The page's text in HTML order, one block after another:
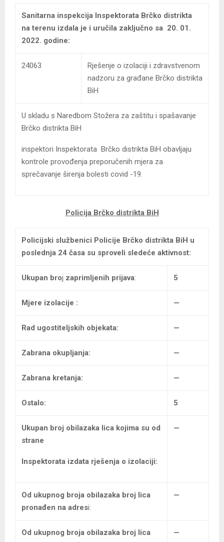
Sanitarna inspekcija Inspektorata Brčko distrikta
na terenu izdala je i uručila zaključno sa 20. 01.
2022. godine:
24063
Rješenje o izolaciji i zdravstvenom
nadzoru za građane Brčko distrikta
BiH
U skladu s Naredbom Stožera za zaštitu i spašavanje
Brčko distrikta BiH
inspektori Inspektorata Brčko distrikta BiH obavljaju
kontrole provođenja preporučenih mjera za
sprečavanje širenja bolesti covid -19.
Policija Brčko distrikta BiH
Policijski službenici Policije Brčko distrikta BiH u
poslednja 24 časa su sproveli sledeće aktivnost:
Ukupan broj zaprimljenih prijava: 5
Mjere izolacije : —
Rad ugostiteljskih objekata: —
Zabrana okupljanja: —
Zabrana kretanja: —
Ostalo: 5
Ukupan broj obilazaka lica kojima su od
strane
Inspektorata izdata rješenja o izolaciji:
—
Od ukupnog broja obilazaka broj lica
pronađen na adresi:
—
Od ukupnog broja obilazaka broj lica
—